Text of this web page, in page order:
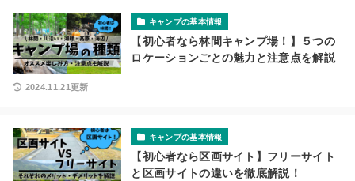
キャンプの基本情報
【初心者なら林間キャンプ場！】５つの
ロケーションごとの魅力と注意点を解説
2024.11.21更新
キャンプの基本情報
【初心者なら区画サイト】フリーサイト
と区画サイトの違いを徹底解説！